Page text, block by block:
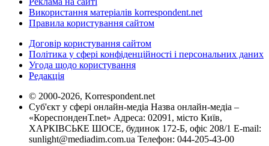
Використання матеріалів korrespondent.net
Правила користування сайтом
Договір користування сайтом
Політика у сфері конфіденційності і персональних даних
Угода щодо користування
Редакція
© 2000-2026, Korrespondent.net
Суб'єкт у сфері онлайн-медіа Назва онлайн-медіа –
«КореспонденТ.net» Адреса: 02091, місто Київ,
ХАРКІВСЬКЕ ШОСЕ, будинок 172-Б, офіс 208/1 E-mail:
sunlight@mediadim.com.ua Телефон: 044-205-43-00